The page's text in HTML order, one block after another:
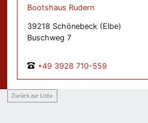
Bootshaus Rudern
39218 Schönebeck (Elbe)
Buschweg 7
+49 3928 710-559
Zurück zur Liste